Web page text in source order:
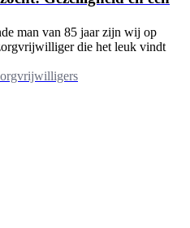
man van 85 jaar zijn wij op
die het leuk vindt